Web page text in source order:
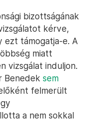
bizottságának
kérve,
ezt támogatja-e. A
miatt
vizsgálat induljon.
Benedek sem
felmerült
a nem sokkal